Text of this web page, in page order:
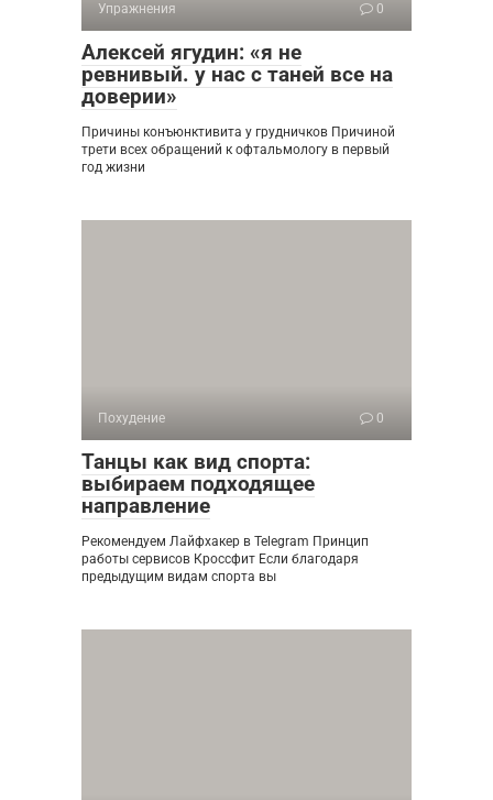
Упражнения 0
Алексей ягудин: «я не
ревнивый. у нас с таней все на
доверии»
Причины конъюнктивита у грудничков Причиной
трети всех обращений к офтальмологу в первый
год жизни
Похудение 0
Танцы как вид спорта:
выбираем подходящее
направление
Рекомендуем Лайфхакер в Telegram Принцип
работы сервисов Кроссфит Если благодаря
предыдущим видам спорта вы